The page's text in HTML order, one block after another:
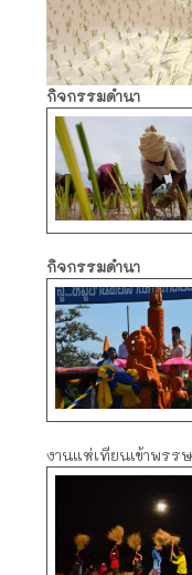
กิจกรรมดำนา
กิจกรรมดำนา
งานแห่เทียนเข้าพรร